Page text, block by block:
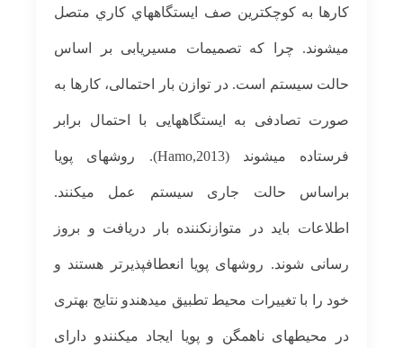
کارها به کوچکترین صف ایستگاههاي کاري متصل
می­شوند. چرا که تصميمات مسيریابی بر اساس
حالت سيستم است. در توازن بار احتمالی، کارها به
صورت تصادفی به ایستگاههایی با احتمال برابر
فرستاده می­شوند (Hamo,2013). روشهای پویا
براساس حالت جاری سیستم عمل می­کنند.
اطلاعات باید در متوازن­کننده بار دریافت و بروز
رسانی شوند. روشهای پویا انعطاف­پذیرتر هستند و
خود را با تغییرات محیط تطبیق می­دهندو نتایج بهتری
در محیطهای ناهمگن و پویا ایجاد می­کنندو دارای